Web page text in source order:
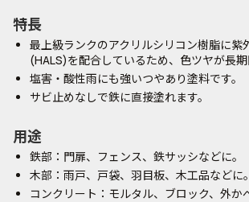
特長
最上級ランクのアクリルシリコン樹脂に紫
(HALS)を配合しているため、色ツヤが長期
塩害・酸性雨にも強いつやあり塗料です。
サビ止めなしで鉄に直接塗れます。
用途
鉄部：門扉、フェンス、鉄サッシなどに。
木部：雨戸、戸袋、羽目板、木工品などに。
コンクリート：モルタル、ブロック、外か